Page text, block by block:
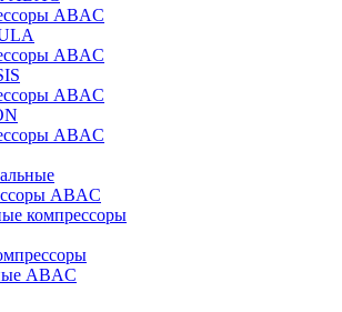
ABAC
ABAC
ABAC
ABAC
ABAC
компрессоры
ABAC